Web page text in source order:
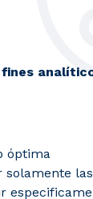
óptima